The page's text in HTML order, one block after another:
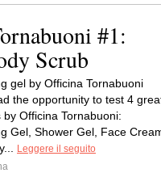
#1:
Scrub
gel by Officina Tornabuoni
the opportunity to test 4
by Officina Tornabuoni:
Gel, Shower Gel, Face
Leggere il seguito